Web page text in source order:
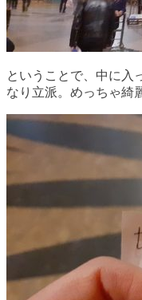
ということで、中に入
なり立派。めっちゃ綺